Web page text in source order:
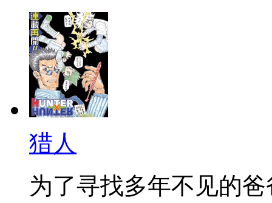
猎人
为了寻找多年不见的爸